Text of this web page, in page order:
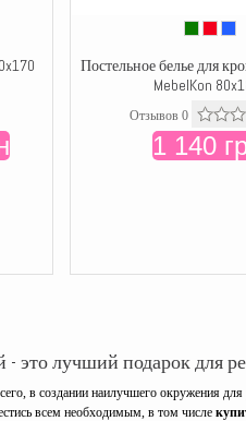
Постельное белье для
MebelKon
Отзывов 0
1 140
- это лучший подарок для
в создании наилучшего окружения
всем необходимым, в том числе